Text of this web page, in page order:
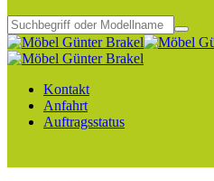
Kontakt
Anfahrt
Auftragsstatus